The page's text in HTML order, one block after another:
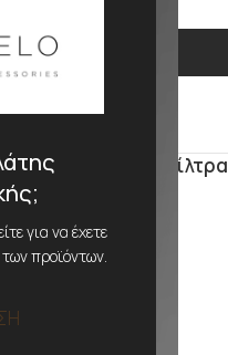
για να έχετε
προϊόντων.
Φίλτρα